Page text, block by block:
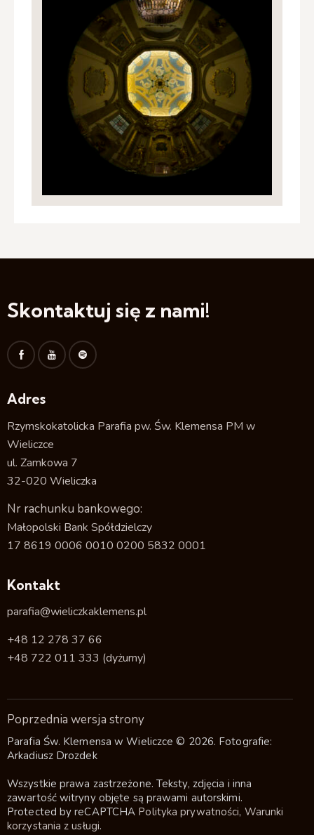
Skontaktuj się z nami!
Adres
Rzymskokatolicka Parafia pw. Św. Klemensa PM w
Wieliczce
ul. Zamkowa 7
32-020 Wieliczka
Nr rachunku bankowego:
Małopolski Bank Spółdzielczy
17 8619 0006 0010 0200 5832 0001
Kontakt
parafia@wieliczkaklemens.pl
+48 12 278 37 66
+48 722 011 333 (dyżurny)
Poprzednia wersja strony
Parafia Św. Klemensa w Wieliczce © 2026. Fotografie:
Arkadiusz Drozdek
Wszystkie prawa zastrzeżone. Teksty, zdjęcia i inna
zawartość witryny objęte są prawami autorskimi.
Protected by reCAPTCHA Polityka prywatności, Warunki
korzystania z usługi.